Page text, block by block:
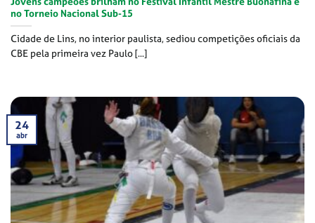
no Torneio Nacional Sub-15
Cidade de Lins, no interior paulista, sediou competições oficiais da
CBE pela primeira vez Paulo [...]
24
abr